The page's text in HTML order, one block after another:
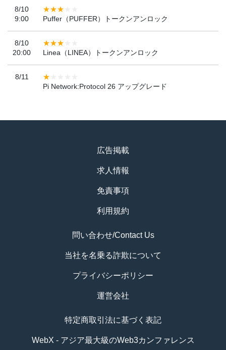
8/10
9:00
Puffer（PUFFER）トークンアンロック
8/10
20:00
Linea（LINEA）トークンアンロック
8/11
Pi Network:Protocol 26 アップグレード
広告掲載
求人情報
免責事項
利用規約
問い合わせ/Contact Us
当社を名乗る詐欺について
プライバシーポリシー
運営会社
特定商取引法に基づく表記
WebX - アジア最大級のWeb3カンファレンス